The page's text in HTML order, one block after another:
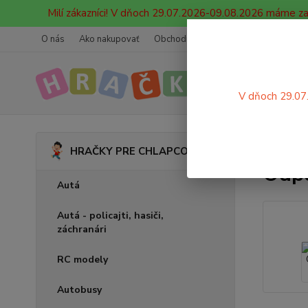
Milí zákazníci! V dňoch 29.07.2026-09.08.2026 máme
O nás Ako nakupovať Obchodné podmienky
HRAČKY PRE CHLAPCOV
Autá
Autá - policajti, hasiči,
záchranári
RC modely
Autobusy
V dňoch